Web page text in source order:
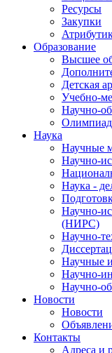
Ресурсы
Закупки
Образование
Высшее
Детская
Учебно-
Научно-
Наука
Научные
Научно-
Наука -
Научно-
(НИРС)
Научно-
Научные
Научно-
Научно-
Новости
Новости
Контакты
Адреса и